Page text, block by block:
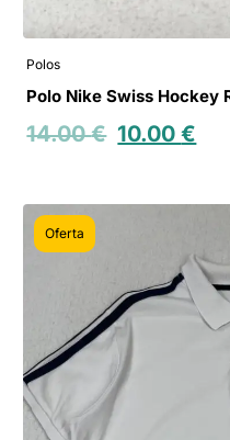
Polos
Polo Nike Swiss Hockey
14.00€ 10.00€
Oferta